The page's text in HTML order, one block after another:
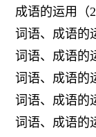
成语的运用（
词语、成语的
词语、成语的
词语、成语的
词语、成语的
词语、成语的